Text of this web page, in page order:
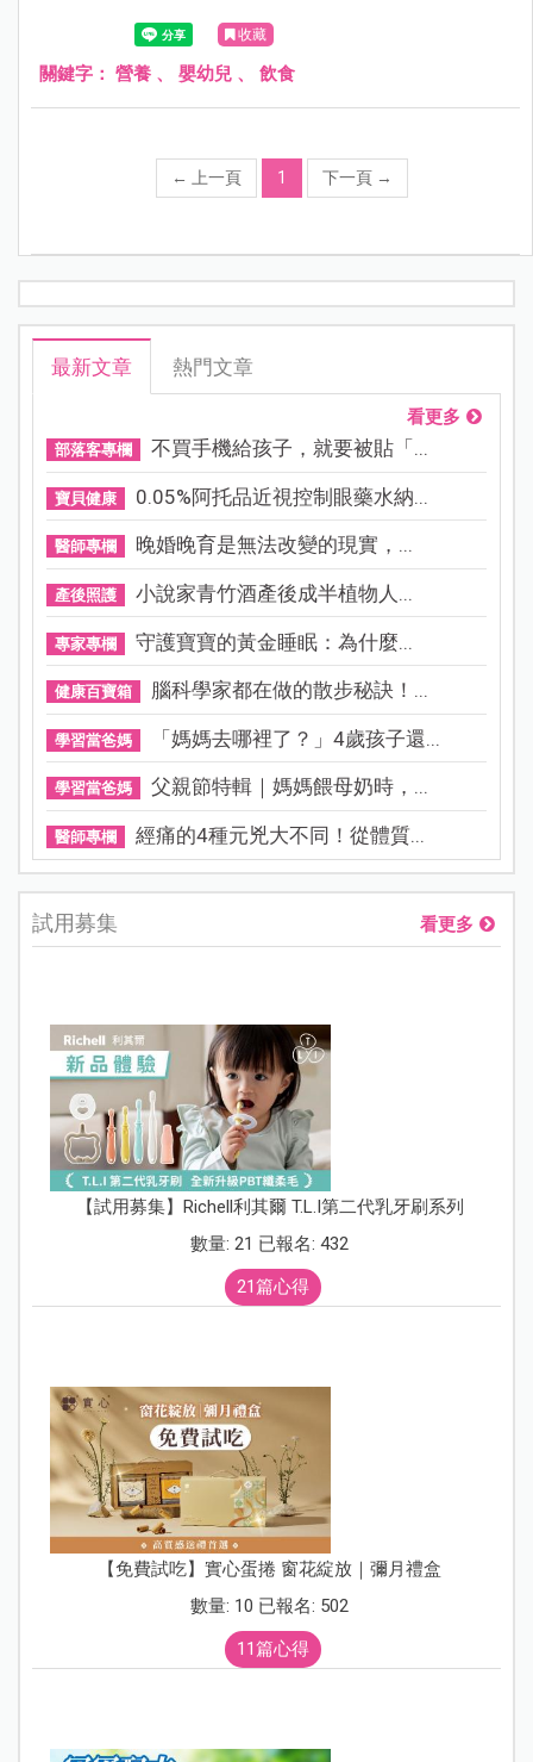
收藏
關鍵字： 營養 、 嬰幼兒 、 飲食
← 上一頁 1 下一頁 →
最新文章 熱門文章
看更多
部落客專欄 不買手機給孩子，就要被貼「...
寶貝健康 0.05%阿托品近視控制眼藥水納...
醫師專欄 晚婚晚育是無法改變的現實，...
產後照護 小說家青竹酒產後成半植物人...
專家專欄 守護寶寶的黃金睡眠：為什麼...
健康百寶箱 腦科學家都在做的散步秘訣！...
學習當爸媽 「媽媽去哪裡了？」4歲孩子還...
學習當爸媽 父親節特輯｜媽媽餵母奶時，...
醫師專欄 經痛的4種元兇大不同！從體質...
試用募集 看更多
【試用募集】Richell利其爾 T.L.I第二代乳牙刷系列
數量: 21 已報名: 432
21篇心得
【免費試吃】實心蛋捲 窗花綻放｜彌月禮盒
數量: 10 已報名: 502
11篇心得